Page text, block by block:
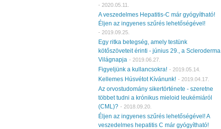
- 2020.05.11.
A veszedelmes Hepatitis-C már gyógyítható!
Éljen az ingyenes szűrés lehetőségével!
- 2019.09.25.
Egy ritka betegség, amely testünk
kötőszöveteit érinti - június 29., a Scleroderma
Világnapja - 2019.06.27.
Figyeljünk a kullancsokra! - 2019.05.14.
Kellemes Húsvétot Kívánunk! - 2019.04.17.
Az orvostudomány sikertörténete - szeretne
többet tudni a krónikus mieloid leukémiáról
(CML)? - 2018.09.20.
Éljen az ingyenes szűrés lehetőségével! A
veszedelmes hepatitis C már gyógyítható!